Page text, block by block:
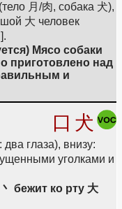
月/肉, собака 犬),
大 человек
Мясо собаки
приготовлено над
и
口 犬
глаза), внизу:
уголками и
бежит ко рту 大